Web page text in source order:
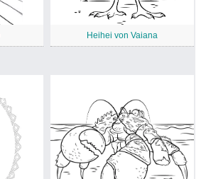
Heihei von Vaiana